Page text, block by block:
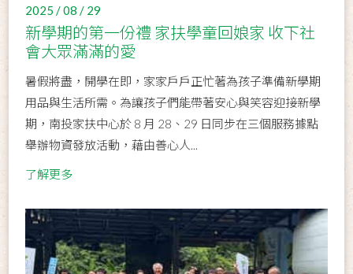
2025 / 08 / 29
新學期的第一份禮 家扶學童回娘家 收下社
會大眾滿滿的愛
暑假將盡，開學在即，家家戶戶正忙著為孩子準備新學期
用品與生活所需。為讓孩子們能帶著安心與笑容迎接新學
期，南投家扶中心於 8 月 28、29 日同步在三個服務據點
舉辦物資發放活動，藉由善心人...
了解更多